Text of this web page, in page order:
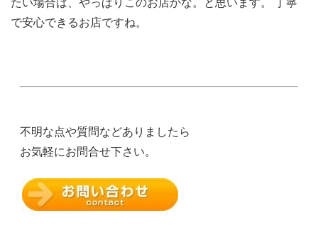
で安心できるお店ですね。
不明な点や質問などありましたら
お気軽にお問合せ下さい。